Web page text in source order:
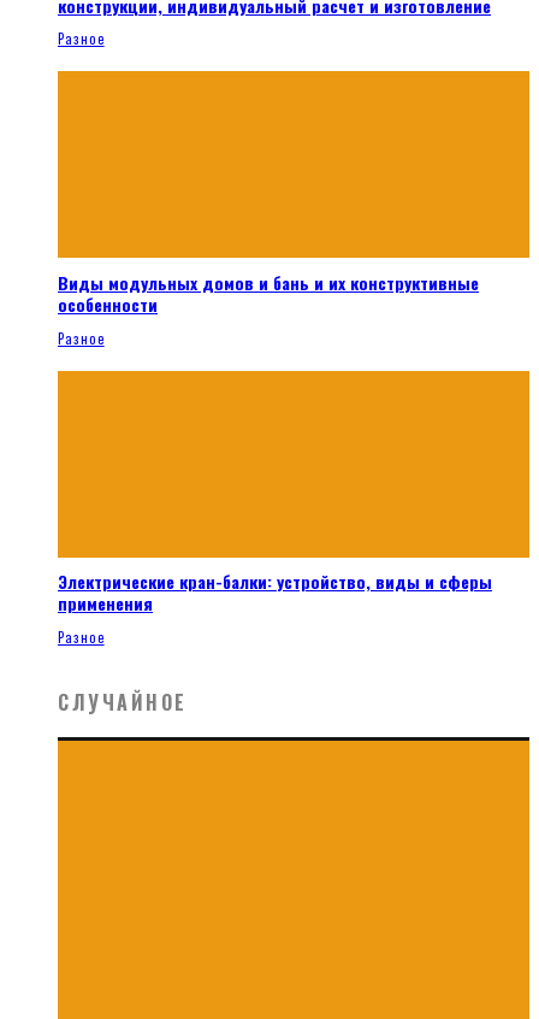
конструкции, индивидуальный расчет и изготовление
Разное
Виды модульных домов и бань и их конструктивные
особенности
Разное
Электрические кран-балки: устройство, виды и сферы
применения
Разное
СЛУЧАЙНОЕ